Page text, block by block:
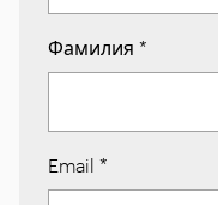
Фамилия *
Email *